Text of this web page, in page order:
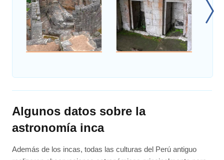
Algunos datos sobre la
astronomía inca
Además de los incas, todas las culturas del Perú antiguo